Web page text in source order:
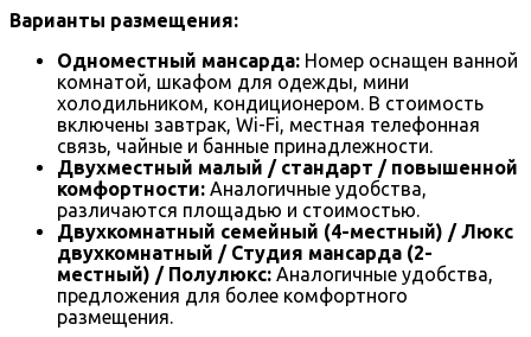
Варианты размещения:
Одноместный мансарда: Номер оснащен ванной
комнатой, шкафом для одежды, мини
холодильником, кондиционером. В стоимость
включены завтрак, Wi-Fi, местная телефонная
связь, чайные и банные принадлежности.
Двухместный малый / стандарт / повышенной
комфортности: Аналогичные удобства,
различаются площадью и стоимостью.
Двухкомнатный семейный (4-местный) / Люкс
двухкомнатный / Студия мансарда (2-
местный) / Полулюкс: Аналогичные удобства,
предложения для более комфортного
размещения.